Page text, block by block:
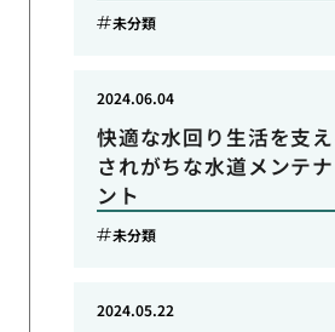
未分類
快適な水回り生活を支
されがちな水道メンテ
ント
2024.06.04
未分類
2024.05.22